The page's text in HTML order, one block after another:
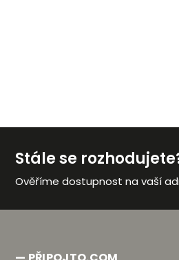
Stále se
Ověříme dostupnost na vaší